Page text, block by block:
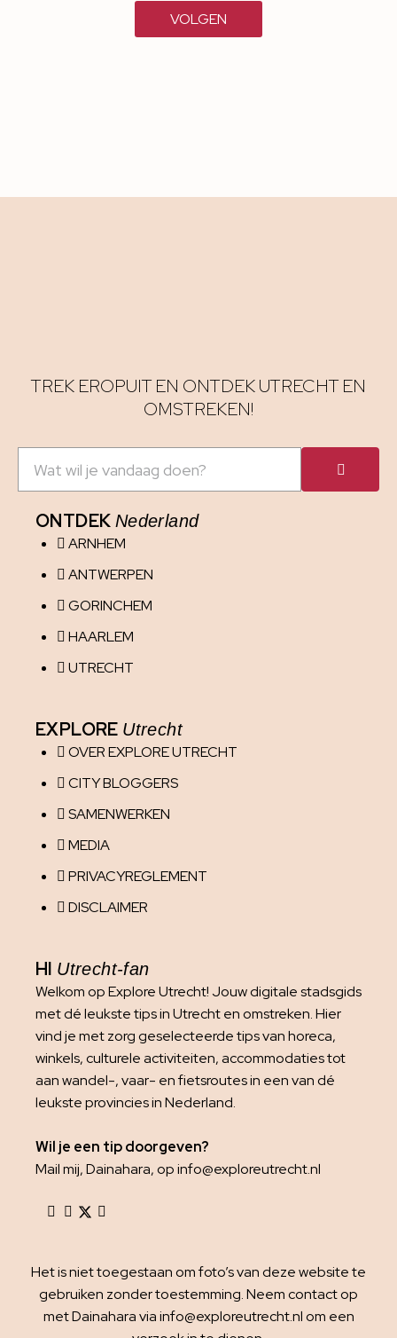
VOLGEN
TREK EROPUIT EN ONTDEK UTRECHT EN
OMSTREKEN!
ONTDEK Nederland
ARNHEM
ANTWERPEN
GORINCHEM
HAARLEM
UTRECHT
EXPLORE Utrecht
OVER EXPLORE UTRECHT
CITY BLOGGERS
SAMENWERKEN
MEDIA
PRIVACYREGLEMENT
DISCLAIMER
HI Utrecht-fan
Welkom op Explore Utrecht! Jouw digitale stadsgids
met dé leukste tips in Utrecht en omstreken. Hier
vind je met zorg geselecteerde tips van horeca,
winkels, culturele activiteiten, accommodaties tot
aan wandel-, vaar- en fietsroutes in een van dé
leukste provincies in Nederland.
Wil je een tip doorgeven?
Mail mij, Dainahara, op info@exploreutrecht.nl
Het is niet toegestaan om foto’s van deze website te
gebruiken zonder toestemming. Neem contact op
met Dainahara via info@exploreutrecht.nl om een